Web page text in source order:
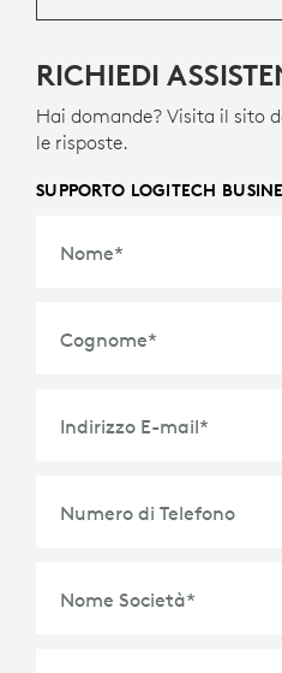
RICHIEDI
Hai domande? Visita il sito
le risposte.
SUPPORTO LOGITECH
Nome*
Cognome*
Indirizzo E-mail*
Numero di Telefono
Nome Società*